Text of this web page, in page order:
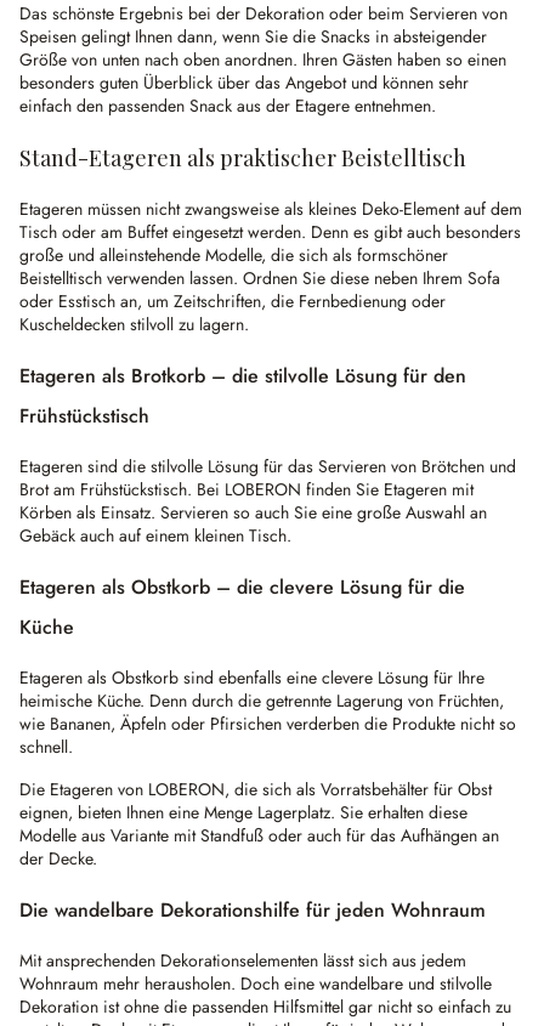
Das schönste Ergebnis bei der Dekoration oder beim Servieren von
Speisen gelingt Ihnen dann, wenn Sie die Snacks in absteigender
Größe von unten nach oben anordnen. Ihren Gästen haben so einen
besonders guten Überblick über das Angebot und können sehr
einfach den passenden Snack aus der Etagere entnehmen.
Stand-Etageren als praktischer Beistelltisch
Etageren müssen nicht zwangsweise als kleines Deko-Element auf dem
Tisch oder am Buffet eingesetzt werden. Denn es gibt auch besonders
große und alleinstehende Modelle, die sich als formschöner
Beistelltisch verwenden lassen. Ordnen Sie diese neben Ihrem Sofa
oder Esstisch an, um Zeitschriften, die Fernbedienung oder
Kuscheldecken stilvoll zu lagern.
Etageren als Brotkorb – die stilvolle Lösung für den
Frühstückstisch
Etageren sind die stilvolle Lösung für das Servieren von Brötchen und
Brot am Frühstückstisch. Bei LOBERON finden Sie Etageren mit
Körben als Einsatz. Servieren so auch Sie eine große Auswahl an
Gebäck auch auf einem kleinen Tisch.
Etageren als Obstkorb – die clevere Lösung für die
Küche
Etageren als Obstkorb sind ebenfalls eine clevere Lösung für Ihre
heimische Küche. Denn durch die getrennte Lagerung von Früchten,
wie Bananen, Äpfeln oder Pfirsichen verderben die Produkte nicht so
schnell.
Die Etageren von LOBERON, die sich als Vorratsbehälter für Obst
eignen, bieten Ihnen eine Menge Lagerplatz. Sie erhalten diese
Modelle aus Variante mit Standfuß oder auch für das Aufhängen an
der Decke.
Die wandelbare Dekorationshilfe für jeden Wohnraum
Mit ansprechenden Dekorationselementen lässt sich aus jedem
Wohnraum mehr herausholen. Doch eine wandelbare und stilvolle
Dekoration ist ohne die passenden Hilfsmittel gar nicht so einfach zu